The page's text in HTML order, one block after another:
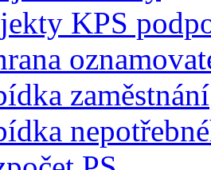
KPS
zaměstnání